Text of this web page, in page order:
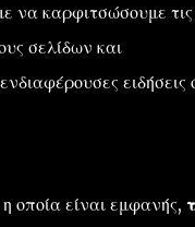
να καρφιτσώσουμε
σελίδων και
οποία είναι εμφανής,